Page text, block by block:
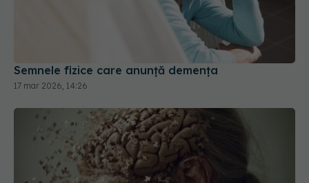
Semnele fizice care anunță demența
17 mar 2026, 14:26